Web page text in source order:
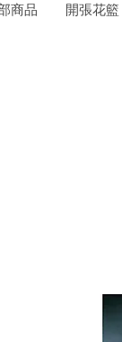
商品 開張花籃